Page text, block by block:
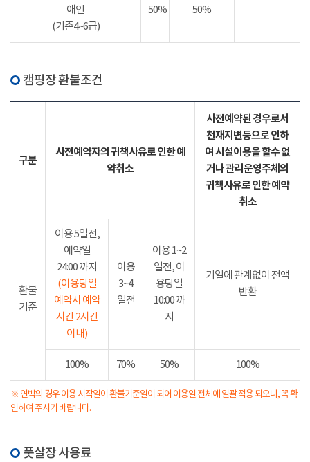
애인
(기존4~6급)
50% 50%
캠핑장 환불조건
구분
사전예약자의 귀책사유로 인한 예
약취소
사전예약된 경우로서
천재지변등으로 인하
여 시설이용을 할수 없
거나 관리운영주체의
귀책사유로 인한 예약
취소
환불
기준
이용 5일전,
예약일
24:00 까지
(이용당일
예약시 예약
시간 2시간
이내)
이용
3~4
일전
이용 1~2
일전, 이
용당일
10:00 까
지
기일에 관계없이 전액
반환
100% 70% 50% 100%
※ 연박의 경우 이용 시작일이 환불기준일이 되어 이용일 전체에 일괄 적용 되오니, 꼭 확
인하여 주시기 바랍니다.
풋살장 사용료